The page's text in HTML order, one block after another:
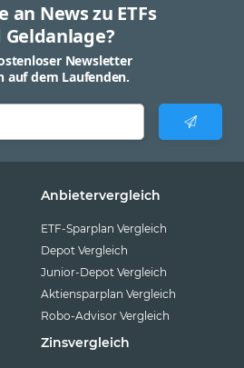
an News zu ETFs
Geldanlage?
Newsletter
auf dem Laufenden.
Anbietervergleich
ETF-Sparplan Vergleich
Depot Vergleich
Junior-Depot Vergleich
Aktiensparplan Vergleich
Robo-Advisor Vergleich
Zinsvergleich